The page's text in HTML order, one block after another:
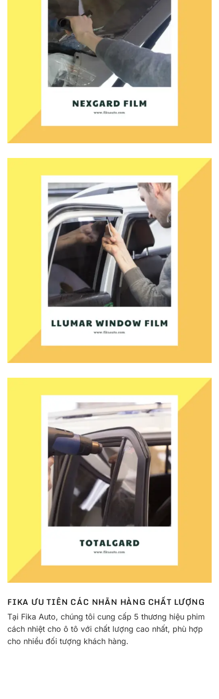
FIKA ƯU TIÊN CÁC NHÃN HÀNG CHẤT LƯỢNG
Tại Fika Auto, chúng tôi cung cấp 5 thương hiệu phim
cách nhiệt cho ô tô với chất lượng cao nhất, phù hợp
cho nhiều đối tượng khách hàng.